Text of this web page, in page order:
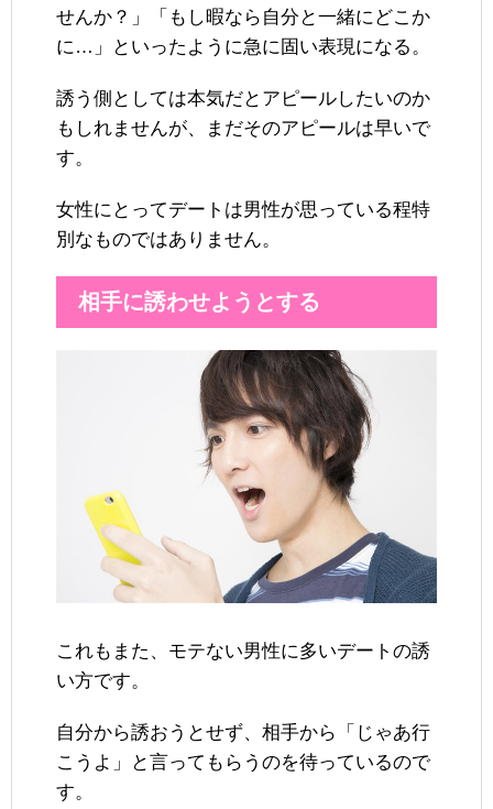
せんか？」「もし暇なら自分と一緒にどこか
に…」といったように急に固い表現になる。
誘う側としては本気だとアピールしたいのか
もしれませんが、まだそのアピールは早いで
す。
女性にとってデートは男性が思っている程特
別なものではありません。
相手に誘わせようとする
これもまた、モテない男性に多いデートの誘
い方です。
自分から誘おうとせず、相手から「じゃあ行
こうよ」と言ってもらうのを待っているので
す。